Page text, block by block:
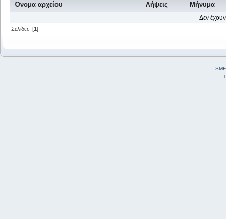
Όνομα αρχείου Λήψεις Μήνυμα
Δεν
Σελίδες: [1]